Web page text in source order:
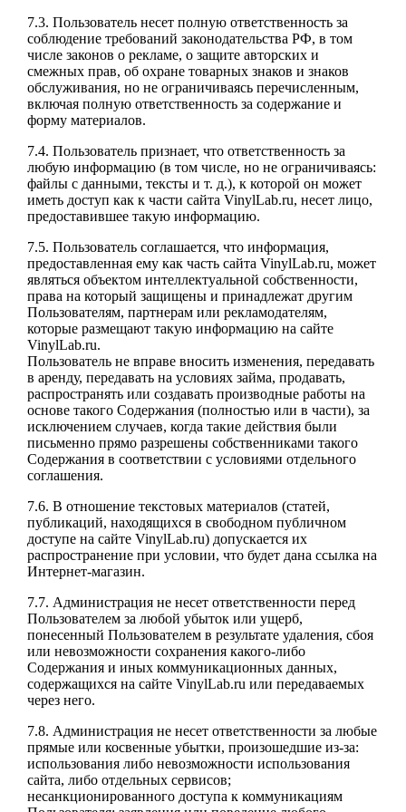
7.3. Пользователь несет полную ответственность за
соблюдение требований законодательства РФ, в том
числе законов о рекламе, о защите авторских и
смежных прав, об охране товарных знаков и знаков
обслуживания, но не ограничиваясь перечисленным,
включая полную ответственность за содержание и
форму материалов.
7.4. Пользователь признает, что ответственность за
любую информацию (в том числе, но не ограничиваясь:
файлы с данными, тексты и т. д.), к которой он может
иметь доступ как к части сайта VinylLab.ru, несет лицо,
предоставившее такую информацию.
7.5. Пользователь соглашается, что информация,
предоставленная ему как часть сайта VinylLab.ru, может
являться объектом интеллектуальной собственности,
права на который защищены и принадлежат другим
Пользователям, партнерам или рекламодателям,
которые размещают такую информацию на сайте
VinylLab.ru.
Пользователь не вправе вносить изменения, передавать
в аренду, передавать на условиях займа, продавать,
распространять или создавать производные работы на
основе такого Содержания (полностью или в части), за
исключением случаев, когда такие действия были
письменно прямо разрешены собственниками такого
Содержания в соответствии с условиями отдельного
соглашения.
7.6. В отношение текстовых материалов (статей,
публикаций, находящихся в свободном публичном
доступе на сайте VinylLab.ru) допускается их
распространение при условии, что будет дана ссылка на
Интернет-магазин.
7.7. Администрация не несет ответственности перед
Пользователем за любой убыток или ущерб,
понесенный Пользователем в результате удаления, сбоя
или невозможности сохранения какого-либо
Содержания и иных коммуникационных данных,
содержащихся на сайте VinylLab.ru или передаваемых
через него.
7.8. Администрация не несет ответственности за любые
прямые или косвенные убытки, произошедшие из-за:
использования либо невозможности использования
сайта, либо отдельных сервисов;
несанкционированного доступа к коммуникациям